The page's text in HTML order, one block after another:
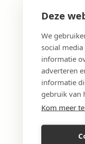
Deze
We
social
informatie
adverteren
informatie
gebruik van
Kom meer